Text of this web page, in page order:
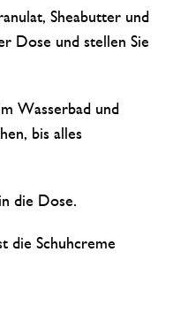
Sheabutter und
Dose und stellen Sie
Wasserbad und
bis alles
die Dose.
die Schuhcreme